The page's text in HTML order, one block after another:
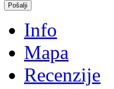
Info
Mapa
Recenzije